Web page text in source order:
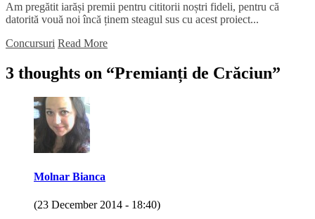
Am pregătit iarăși premii pentru cititorii noștri fideli, pentru că
datorită vouă noi încă ținem steagul sus cu acest proiect...
Concursuri Read More
3 thoughts on “Premianți de Crăciun”
Molnar Bianca
(23 December 2014 - 18:40)